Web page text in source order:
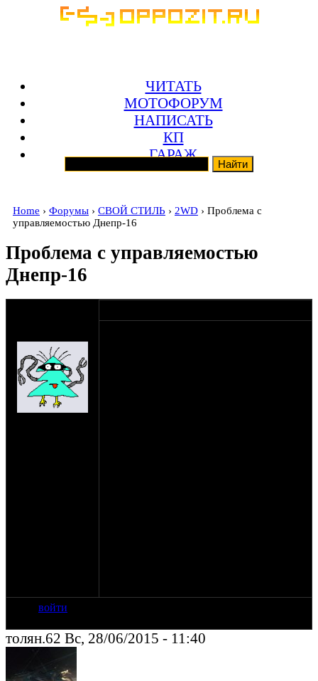
ЧИТАТЬ
МОТОФОРУМ
НАПИСАТЬ
КП
ГАРАЖ
Home › Форумы › СВОЙ СТИЛЬ › 2WD › Проблема с
управляемостью Днепр-16
Проблема с управляемостью
Днепр-16
войти
толян.62 Вс, 28/06/2015 - 11:40